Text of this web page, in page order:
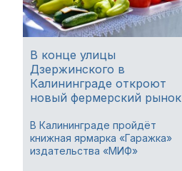
В конце улицы
Дзержинского в
Калининграде откроют
новый фермерский рынок
В Калининграде пройдёт
книжная ярмарка «Гаражка»
издательства «МИФ»